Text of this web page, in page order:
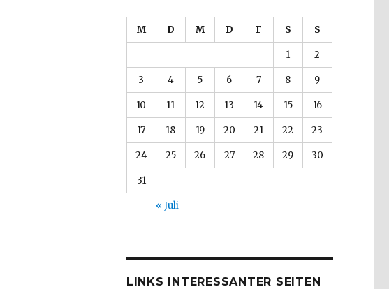
M D M D F S S
1 2
3 4 5 6 7 8 9
10 11 12 13 14 15 16
17 18 19 20 21 22 23
24 25 26 27 28 29 30
31
« Juli
LINKS INTERESSANTER SEITEN